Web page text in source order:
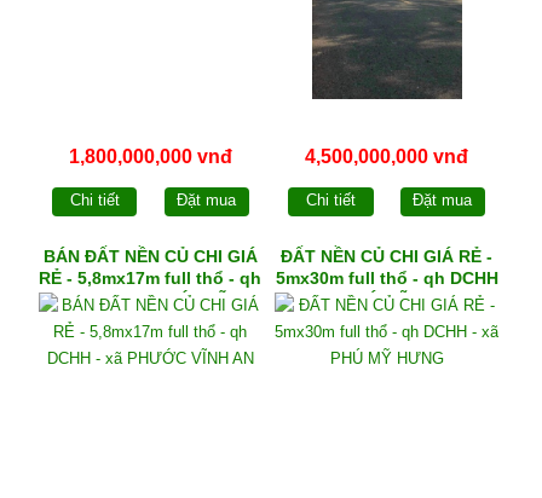
1,800,000,000 vnđ
Chi tiết Đặt mua
4,500,000,000 vnđ
Chi tiết Đặt mua
BÁN ĐẤT NỀN CỦ CHI GIÁ
RẺ - 5,8mx17m full thổ - qh
DCHH - xã PHƯỚC VĨNH
AN
ĐẤT NỀN CỦ CHI GIÁ RẺ -
5mx30m full thổ - qh DCHH
- xã PHÚ MỸ HƯNG